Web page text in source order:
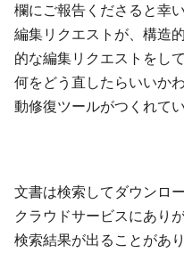
欄にご報告くださると幸い
編集リクエストが、構造
的な編集リクエストをし
何をどう直したらいいか
動修復ツールがつくれて
文書は検索してダウンロ
クラウドサービスにあり
検索結果が出ることがあり